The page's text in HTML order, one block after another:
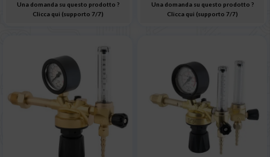
Una domanda su questo prodotto ?
Clicca qui (supporto 7/7)
Una domanda su questo prodotto ?
Clicca qui (supporto 7/7)